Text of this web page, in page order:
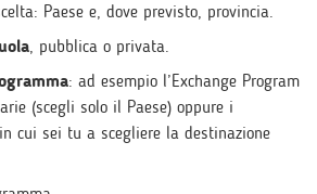
Paese e, dove previsto, provincia.
, pubblica o privata.
: ad esempio l’Exchange Program
(scegli solo il Paese) oppure i
cui sei tu a scegliere la destinazione